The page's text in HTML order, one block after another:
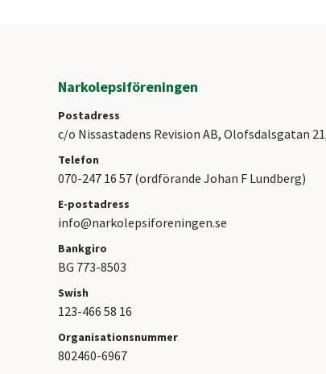
Narkolepsiföreningen
Postadress
c/o Nissastadens Revision AB, Olofsdalsgatan
Telefon
070-247 16 57 (ordförande Johan F Lundberg)
E-postadress
info@narkolepsiforeningen.se
Bankgiro
BG 773-8503
Swish
123-466 58 16
Organisationsnummer
802460-6967